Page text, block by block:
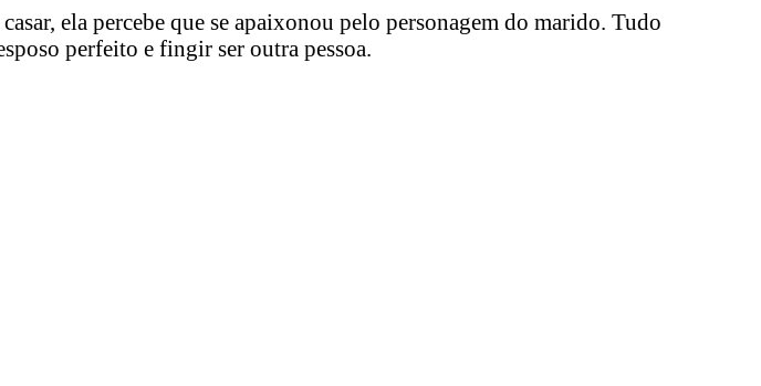
ela percebe que se apaixonou pelo personagem do marido. Tudo
perfeito e fingir ser outra pessoa.